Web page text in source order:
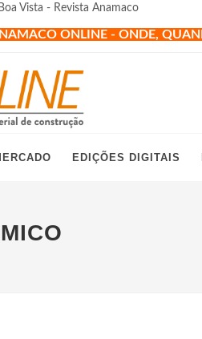
Vista - Revista Anamaco
ONLINE - ONDE,
EDIÇÕES DIGITAIS